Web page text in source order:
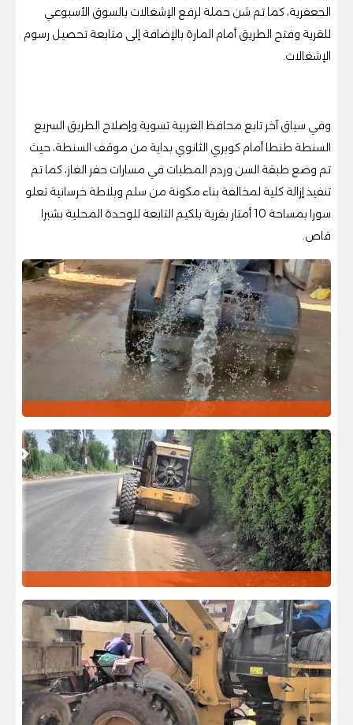
الجعفرية، كما تم شن حملة لرفع الإشغالات بالسوق الأسبوعي
للقرية وفتح الطريق أمام المارة بالإضافة إلى متابعة تحصيل رسوم
الإشغالات.
وفي سياق آخر تابع محافظ الغربية تسوية وإصلاح الطريق السريع
السنطة طنطا أمام كوبري الثانوي بداية من موقف السنطة، حيث
تم وضع طبقة السن وردم المطبات في مسارات حفر الغاز، كما تم
تنفيذ إزالة كلية لمخالفة بناء مكونة من سلم وبلاطة خرسانية تعلو
سورا بمساحة 10 أمتار بقرية بلكيم التابعة للوحدة المحلية بشبرا
قاص.